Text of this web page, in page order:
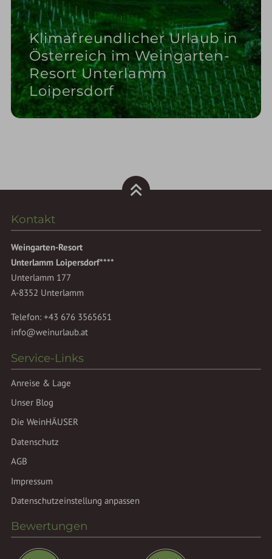
Klimafreundlicher Urlaub in
Österreich im Weingarten-
Resort Unterlamm
Loipersdorf
Kontakt
Weingarten-Resort
Unterlamm Loipersdorf****
Unterlamm 177
A-8352 Unterlamm
Telefon:+43 676 3565651
info@weinurlaub.at
Service-Links
Anreise & Lage
Unser Blog
Die WeinHÄUSER
Datenschutz
AGB
Impressum
Datenschutzeinstellung anpassen
Bewertungen